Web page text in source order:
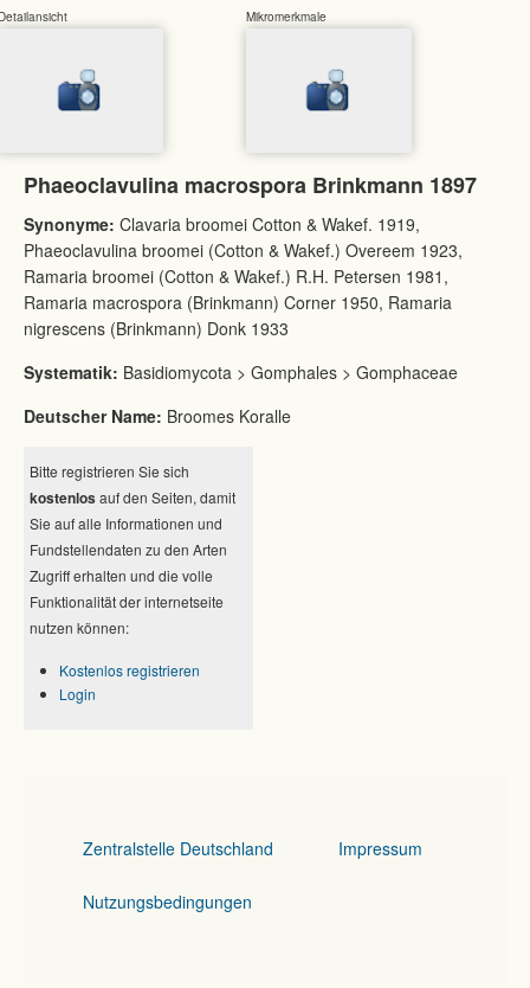
Mikromerkmale
Phaeoclavulina macrospora Brinkmann 1897
Synonyme: Clavaria broomei Cotton & Wakef. 1919,
Phaeoclavulina broomei (Cotton & Wakef.) Overeem 1923,
Ramaria broomei (Cotton & Wakef.) R.H. Petersen 1981,
Ramaria macrospora (Brinkmann) Corner 1950, Ramaria
nigrescens (Brinkmann) Donk 1933
Systematik: Basidiomycota > Gomphales > Gomphaceae
Deutscher Name: Broomes Koralle
Bitte registrieren Sie sich
kostenlos auf den Seiten, damit
Sie auf alle Informationen und
Fundstellendaten zu den Arten
Zugriff erhalten und die volle
Funktionalität der internetseite
nutzen können:
Kostenlos registrieren
Login
Zentralstelle Deutschland Impressum
Nutzungsbedingungen